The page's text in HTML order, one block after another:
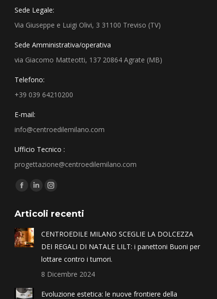
Sede Legale:
Via Giuseppe e Luigi Olivi, 3 31100 Treviso (TV)
Sede Amministrativa/operativa
via Giacomo Matteotti, 137 20864 Agrate (MB)
Telefono:
+39 039 64210200
E-mail:
info@centroedilemilano.com
Ufficio Tecnico :
progettazione@centroedilemilano.com
Find us on:
Articoli recenti
CENTROEDILE MILANO SCEGLIE LA DOLCEZZA
DEI REGALI DI NATALE LILT: i panettoni Buoni per
lottare contro i tumori.
8 Dicembre 2024
Evoluzione estetica: le nuove frontiere della